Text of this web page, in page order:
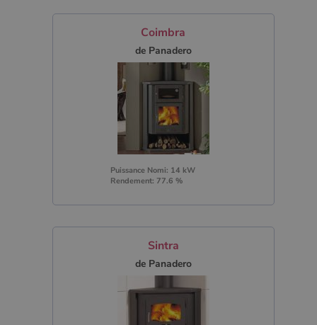
Coimbra
de Panadero
Puissance Nomi: 14 kW
Rendement: 77.6 %
Sintra
de Panadero